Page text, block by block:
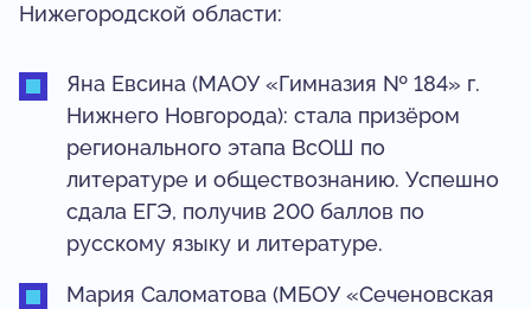
Нижегородской области:
Яна Евсина (МАОУ «Гимназия № 184» г.
Нижнего Новгорода): стала призёром
регионального этапа ВсОШ по
литературе и обществознанию. Успешно
сдала ЕГЭ, получив 200 баллов по
русскому языку и литературе.
Мария Саломатова (МБОУ «Сеченовская